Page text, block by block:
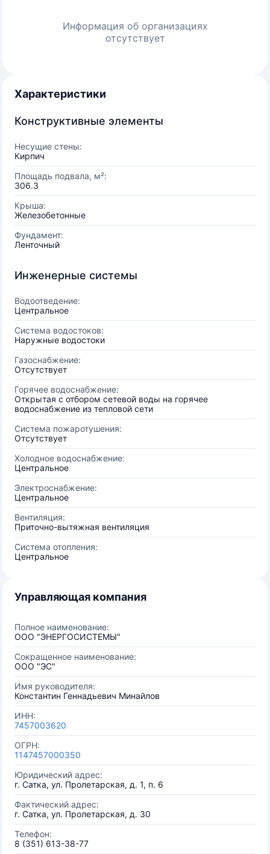
Информация об организациях
отсутствует
Характеристики
Конструктивные элементы
Несущие стены:
Кирпич
Площадь подвала, м²:
306.3
Крыша:
Железобетонные
Фундамент:
Ленточный
Инженерные системы
Водоотведение:
Центральное
Система водостоков:
Наружные водостоки
Газоснабжение:
Отсутствует
Горячее водоснабжение:
Открытая с отбором сетевой воды на горячее
водоснабжение из тепловой сети
Система пожаротушения:
Отсутствует
Холодное водоснабжение:
Центральное
Электроснабжение:
Центральное
Вентиляция:
Приточно-вытяжная вентиляция
Система отопления:
Центральное
Управляющая компания
Полное наименование:
ООО "ЭНЕРГОСИСТЕМЫ"
Сокращенное наименование:
ООО "ЭС"
Имя руководителя:
Константин Геннадьевич Минайлов
ИНН:
7457003620
ОГРН:
1147457000350
Юридический адрес:
г. Сатка, ул. Пролетарская, д. 1, п. 6
Фактический адрес:
г. Сатка, ул. Пролетарская, д. 30
Телефон:
8 (351) 613-38-77